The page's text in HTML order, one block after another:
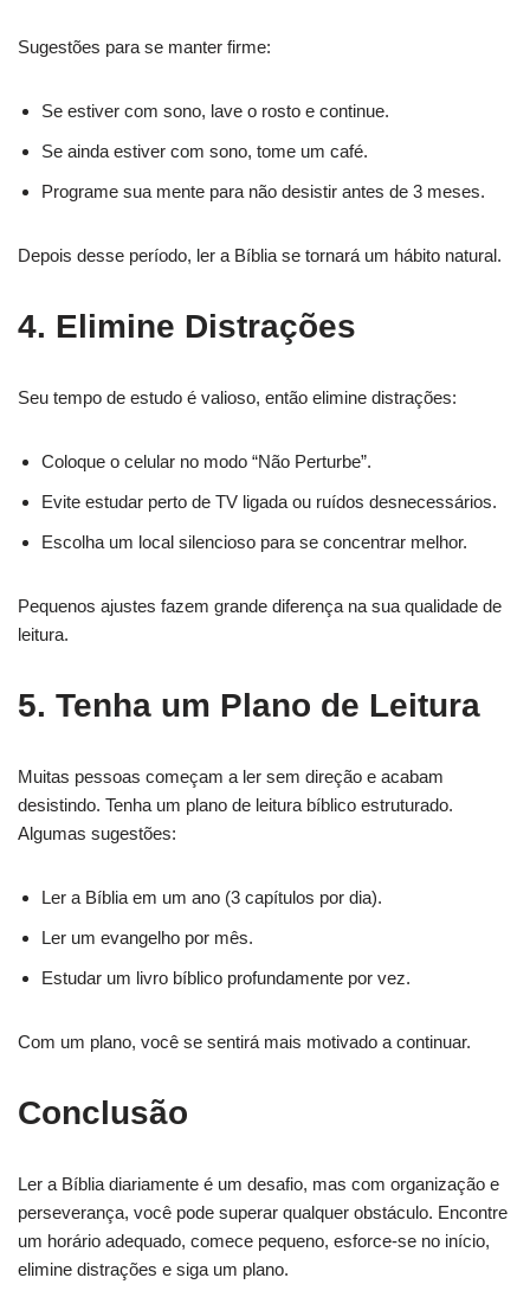
Sugestões para se manter firme:
Se estiver com sono, lave o rosto e continue.
Se ainda estiver com sono, tome um café.
Programe sua mente para não desistir antes de 3 meses.
Depois desse período, ler a Bíblia se tornará um hábito natural.
4. Elimine Distrações
Seu tempo de estudo é valioso, então elimine distrações:
Coloque o celular no modo “Não Perturbe”.
Evite estudar perto de TV ligada ou ruídos desnecessários.
Escolha um local silencioso para se concentrar melhor.
Pequenos ajustes fazem grande diferença na sua qualidade de
leitura.
5. Tenha um Plano de Leitura
Muitas pessoas começam a ler sem direção e acabam
desistindo. Tenha um plano de leitura bíblico estruturado.
Algumas sugestões:
Ler a Bíblia em um ano (3 capítulos por dia).
Ler um evangelho por mês.
Estudar um livro bíblico profundamente por vez.
Com um plano, você se sentirá mais motivado a continuar.
Conclusão
Ler a Bíblia diariamente é um desafio, mas com organização e
perseverança, você pode superar qualquer obstáculo. Encontre
um horário adequado, comece pequeno, esforce-se no início,
elimine distrações e siga um plano.